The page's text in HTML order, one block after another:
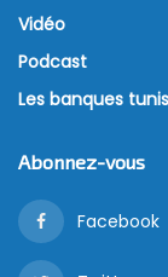
Vidéo
Podcast
Les banques
Abonnez-vous
Facebook